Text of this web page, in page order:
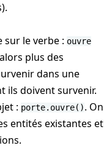
sur le verbe : ouvre
plus des
dans une
ils doivent survenir.
: porte.ouvre(). On
entités existantes et